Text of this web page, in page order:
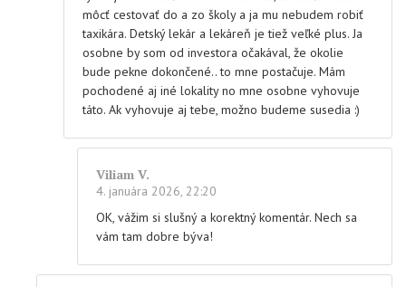
môcť cestovať do a zo školy a ja mu nebudem robiť
taxikára. Detský lekár a lekáreň je tiež veľké plus. Ja
osobne by som od investora očakával, že okolie
bude pekne dokončené.. to mne postačuje. Mám
pochodené aj iné lokality no mne osobne vyhovuje
táto. Ak vyhovuje aj tebe, možno budeme susedia :)
Viliam V.
4. januára 2026, 22:20
OK, vážim si slušný a korektný komentár. Nech sa
vám tam dobre býva!